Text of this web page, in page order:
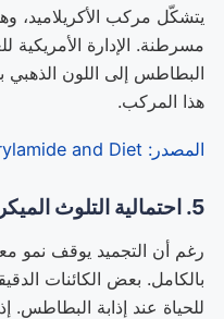
يتشكّل مركب الأكريلاميد،
البطاطس إلى اللون الذهبي
هذا المركب.
المصدر: FDA - Acrylamide and Diet
5. احتمالية التلوث الميكروبي
رغم أن التجميد يوقف نمو معظم
بالكامل. بعض الكائنات
للحياة عند إذابة البطاطس.